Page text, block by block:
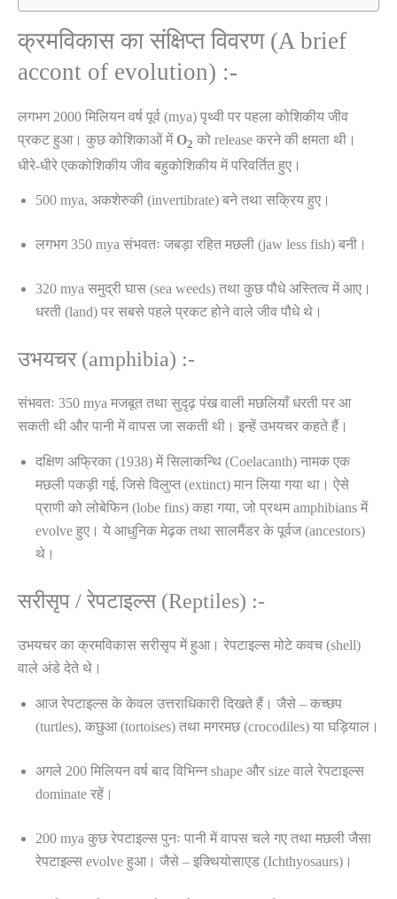
क्रमविकास का संक्षिप्त विवरण (A brief
accont of evolution) :-
लगभग 2000 मिलियन वर्ष पूर्व (mya) पृथ्वी पर पहला कोशिकीय जीव
प्रकट हुआ। कुछ कोशिकाओं मेंO2 को release करने की क्षमता थी।
धीरे-धीरे एककोशिकीय जीव बहुकोशिकीय में परिवर्तित हुए।
500 mya, अकशेरुकी (invertibrate) बने तथा सक्रिय हुए।
लगभग 350 mya संभवतः जबड़ा रहित मछली (jaw less fish) बनी।
320 mya समुद्री घास (sea weeds) तथा कुछ पौधे अस्तित्व में आए।
धरती (land) पर सबसे पहले प्रकट होने वाले जीव पौधे थे।
उभयचर (amphibia) :-
संभवतः 350 mya मजबूत तथा सुदृढ़ पंख वाली मछलियाँ धरती पर आ
सकती थी और पानी में वापस जा सकती थी। इन्हें उभयचर कहते हैं।
दक्षिण अफ्रिका (1938) में सिलाकन्थि (Coelacanth) नामक एक
मछली पकड़ी गई, जिसे विलुप्त (extinct) मान लिया गया था। ऐसे
प्राणी को लोबेफिन (lobe fins) कहा गया, जो प्रथम amphibians में
evolve हुए। ये आधुनिक मेढ़क तथा सालमैंडर के पूर्वज (ancestors)
थे।
सरीसृप / रेपटाइल्स (Reptiles) :-
उभयचर का क्रमविकास सरीसृप में हुआ। रेपटाइल्स मोटे कवच (shell)
वाले अंडे देते थे।
आज रेपटाइल्स के केवल उत्तराधिकारी दिखते हैं। जैसे – कच्छप
(turtles), कछुआ (tortoises) तथा मगरमछ (crocodiles) या घड़ियाल।
अगले 200 मिलियन वर्ष बाद विभिन्न shape और size वाले रेपटाइल्स
dominate रहें।
200 mya कुछ रेपटाइल्स पुनः पानी में वापस चले गए तथा मछली जैसा
रेपटाइल्स evolve हुआ। जैसे – इक्थियोसाएड (Ichthyosaurs)।